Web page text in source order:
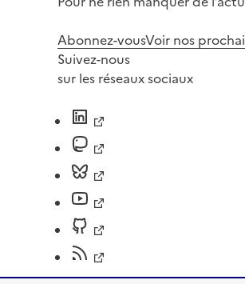
Abonnez-vousVoir nos
Suivez-nous
sur les réseaux sociaux